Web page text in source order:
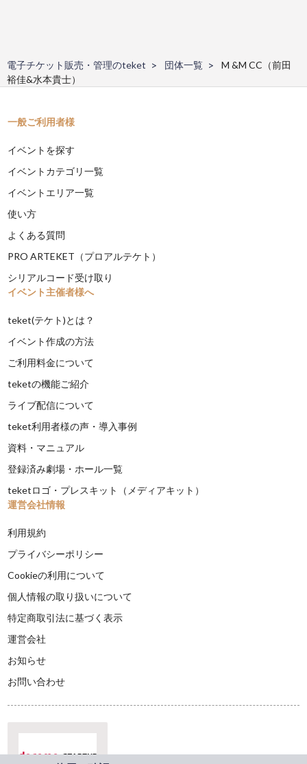
電子チケット販売・管理のteket 団体一覧
M &M CC（前田
裕佳&水本貴士）
一般ご利用者様
イベントを探す
イベントカテゴリ一覧
イベントエリア一覧
使い方
よくある質問
PRO ARTEKET（プロアルテケト）
シリアルコード受け取り
イベント主催者様へ
teket(テケト)とは？
イベント作成の方法
ご利用料金について
teketの機能ご紹介
ライブ配信について
teket利用者様の声・導入事例
資料・マニュアル
登録済み劇場・ホール一覧
teketロゴ・プレスキット（メディアキット）
運営会社情報
利用規約
プライバシーポリシー
Cookieの利用について
個人情報の取り扱いについて
特定商取引法に基づく表示
運営会社
お知らせ
お問い合わせ